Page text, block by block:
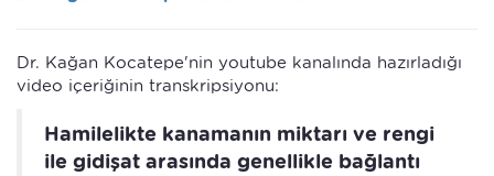
Dr. Kağan Kocatepe'nin youtube kanalında hazırladığı
video içeriğinin transkripsiyonu:
Hamilelikte kanamanın miktarı ve rengi
ile gidişat arasında genellikle bağlantı